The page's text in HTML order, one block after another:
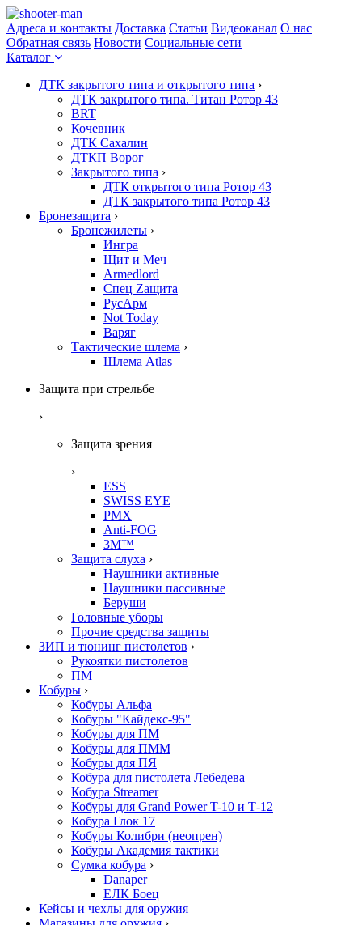
Адреса и контакты Доставка Статьи Видеоканал О нас
Обратная связь Новости Социальные сети
Каталог
ДТК закрытого типа и открытого типа ›
ДТК закрытого типа. Титан Ротор 43
BRT
Кочевник
ДТК Сахалин
ДТКП Ворог
Закрытого типа ›
ДТК открытого типа Ротор 43
ДТК закрытого типа Ротор 43
Бронезащита ›
Бронежилеты ›
Ингра
Щит и Меч
Armedlord
Спец Zащита
РусАрм
Not Today
Варяг
Тактические шлема ›
Шлема Atlas
Защита при стрельбе
›
Защита зрения
›
ESS
SWISS EYE
PMX
Anti-FOG
3M™
Защита слуха ›
Наушники активные
Наушники пассивные
Беруши
Головные уборы
Прочие средства защиты
ЗИП и тюнинг пистолетов ›
Рукоятки пистолетов
ПМ
Кобуры ›
Кобуры Альфа
Кобуры "Кайдекс-95"
Кобуры для ПМ
Кобуры для ПММ
Кобуры для ПЯ
Кобура для пистолета Лебедева
Кобура Streamer
Кобуры для Grand Power T-10 и Т-12
Кобура Глок 17
Кобуры Колибри (неопрен)
Кобуры Академия тактики
Сумка кобура ›
Danaper
ЕЛК Боец
Кейсы и чехлы для оружия